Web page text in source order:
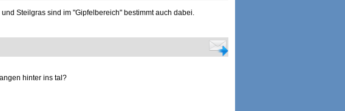
Steilgras sind im "Gipfelbereich" bestimmt auch dabei.
hinter ins tal?